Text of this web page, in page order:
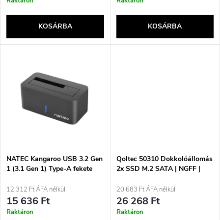
n
é
s
e
k
l
j
a
KOSÁRBA KOSÁRBA
NATEC Kangaroo USB 3.2 Gen
1 (3.1 Gen 1) Type-A fekete
12 312 Ft ÁFA nélkül
15 636 Ft
Raktáron
Qoltec 50310 Dokkolóállomás
2x SSD M.2 SATA | NGFF |
20 683 Ft ÁFA nélkül
26 268 Ft
Raktáron